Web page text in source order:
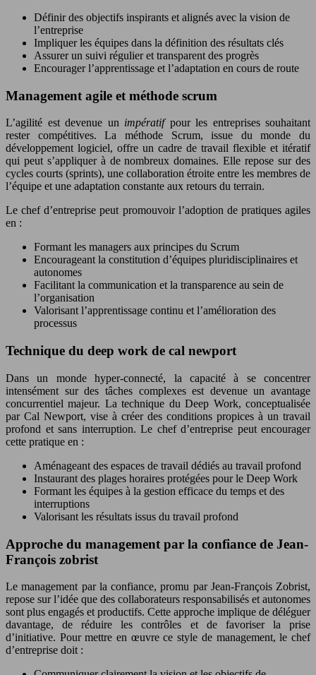
Définir des objectifs inspirants et alignés avec la vision de
l’entreprise
Impliquer les équipes dans la définition des résultats clés
Assurer un suivi régulier et transparent des progrès
Encourager l’apprentissage et l’adaptation en cours de route
Management agile et méthode scrum
L’agilité est devenue un impératif pour les entreprises souhaitant
rester compétitives. La méthode Scrum, issue du monde du
développement logiciel, offre un cadre de travail flexible et itératif
qui peut s’appliquer à de nombreux domaines. Elle repose sur des
cycles courts (sprints), une collaboration étroite entre les membres de
l’équipe et une adaptation constante aux retours du terrain.
Le chef d’entreprise peut promouvoir l’adoption de pratiques agiles
en :
Formant les managers aux principes du Scrum
Encourageant la constitution d’équipes pluridisciplinaires et
autonomes
Facilitant la communication et la transparence au sein de
l’organisation
Valorisant l’apprentissage continu et l’amélioration des
processus
Technique du deep work de cal newport
Dans un monde hyper-connecté, la capacité à se concentrer
intensément sur des tâches complexes est devenue un avantage
concurrentiel majeur. La technique du Deep Work, conceptualisée
par Cal Newport, vise à créer des conditions propices à un travail
profond et sans interruption. Le chef d’entreprise peut encourager
cette pratique en :
Aménageant des espaces de travail dédiés au travail profond
Instaurant des plages horaires protégées pour le Deep Work
Formant les équipes à la gestion efficace du temps et des
interruptions
Valorisant les résultats issus du travail profond
Approche du management par la confiance de Jean-
François zobrist
Le management par la confiance, promu par Jean-François Zobrist,
repose sur l’idée que des collaborateurs responsabilisés et autonomes
sont plus engagés et productifs. Cette approche implique de déléguer
davantage, de réduire les contrôles et de favoriser la prise
d’initiative. Pour mettre en œuvre ce style de management, le chef
d’entreprise doit :